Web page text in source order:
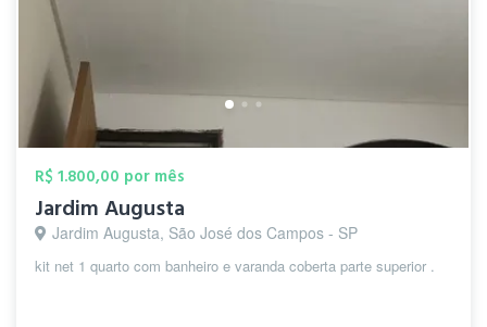
R$ 1.800,00 por mês
Jardim Augusta
Jardim Augusta, São José dos Campos - SP
kit net 1 quarto com banheiro e varanda coberta parte superior .